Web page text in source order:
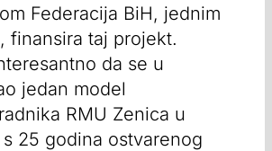
Federacija BiH, jednim
finansira taj projekt.
da se u
jedan model
RMU Zenica u
25 godina ostvarenog